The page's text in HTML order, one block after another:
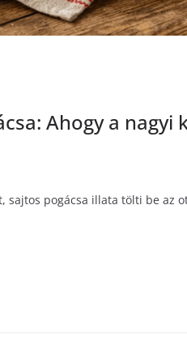
Ahogy a nagyi
pogácsa illata tölti be az